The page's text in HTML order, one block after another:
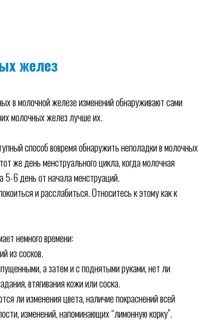
желез
в молочной железе изменений обнаруживают сами
молочных желез лучше их.
способ вовремя обнаружить неполадки в молочных
же день менструального цикла, когда молочная
5-6 день от начала менструаций.
и расслабиться. Относитесь к этому как к
немного времени:
из сосков.
а затем и с поднятыми руками, нет ли
втягивания кожи или соска.
ли изменения цвета, наличие покраснений всей
изменений, напоминающих “лимонную корку”.